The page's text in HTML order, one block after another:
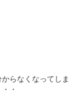
らなくなってしま
・